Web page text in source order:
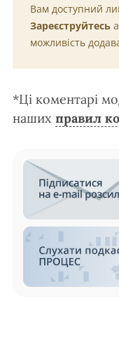
Вам доступний
Зареєструйтесь
можливість
*Ці коментарі
наших правил